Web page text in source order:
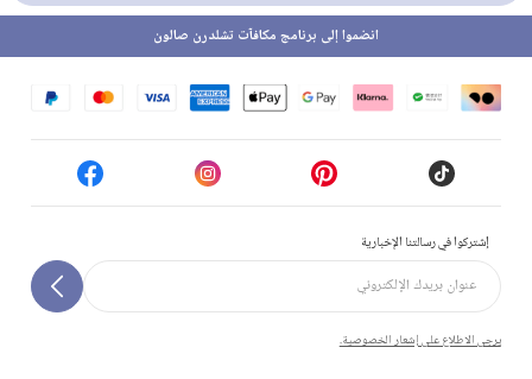
إشتركوا في رسالتنا الإخبارية
يرجى الاطلاع على إشعار الخصوصية.
انضموا إلى برنامج مكافآت تشلدرن صالون